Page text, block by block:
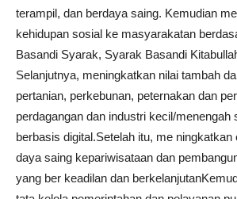
terampil, dan berdaya saing. Kemudian
kehidupan sosial ke masyarakatan
Basandi Syarak, Syarak Basandi
Selanjutnya, meningkatkan nilai tambah
pertanian, perkebunan, peternakan dan
perdagangan dan industri kecil/menengah
berbasis digital.Setelah itu, me
daya saing kepariwisataan dan
yang ber keadilan dan